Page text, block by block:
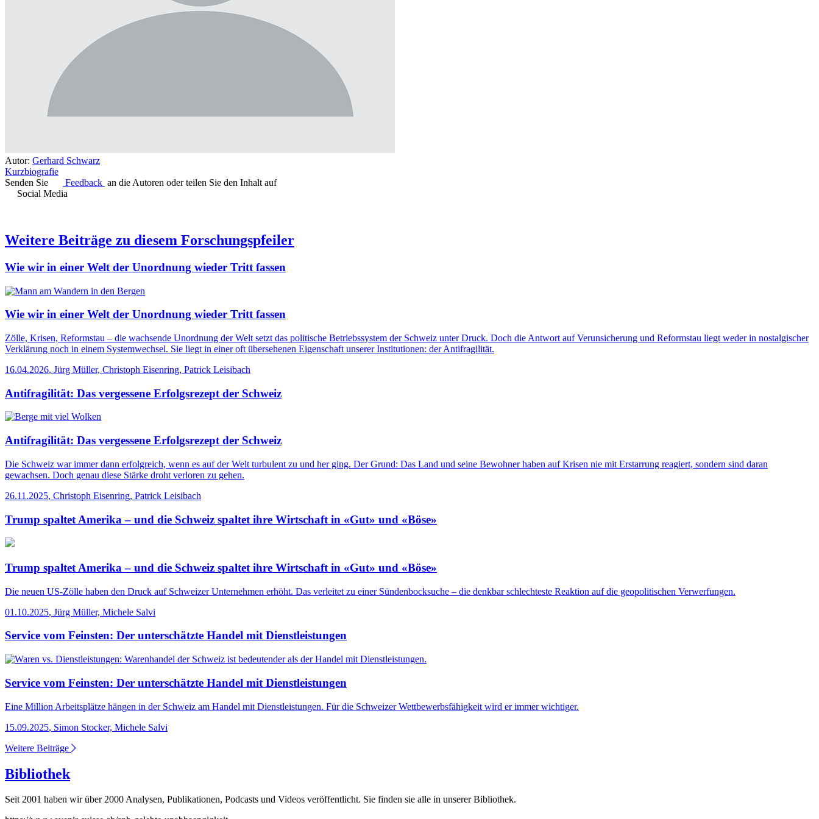
Autor: Gerhard Schwarz
Kurzbiografie
Senden Sie
Feedback an die Autoren oder teilen Sie den Inhalt auf
Social Media
Weitere Beiträge zu diesem Forschungspfeiler
Wie wir in einer Welt der Unordnung wieder Tritt fassen
Wie wir in einer Welt der Unordnung wieder Tritt fassen
Zölle, Krisen, Reformstau – die wachsende Unordnung der Welt setzt das politische Betriebssystem der Schweiz unter Druck. Doch die Antwort auf Verunsicherung und Reformstau liegt weder in nostalgischer
Verklärung noch in einem Systemwechsel. Sie liegt in einer oft übersehenen Eigenschaft unserer Institutionen: der Antifragilität.
16.04.2026, Jürg Müller, Christoph Eisenring, Patrick Leisibach
Antifragilität: Das vergessene Erfolgsrezept der Schweiz
Antifragilität: Das vergessene Erfolgsrezept der Schweiz
Die Schweiz war immer dann erfolgreich, wenn es auf der Welt turbulent zu und her ging. Der Grund: Das Land und seine Bewohner haben auf Krisen nie mit Erstarrung reagiert, sondern sind daran
gewachsen. Doch genau diese Stärke droht verloren zu gehen.
26.11.2025, Christoph Eisenring, Patrick Leisibach
Trump spaltet Amerika – und die Schweiz spaltet ihre Wirtschaft in «Gut» und «Böse»
Trump spaltet Amerika – und die Schweiz spaltet ihre Wirtschaft in «Gut» und «Böse»
Die neuen US-Zölle haben den Druck auf Schweizer Unternehmen erhöht. Das verleitet zu einer Sündenbocksuche – die denkbar schlechteste Reaktion auf die geopolitischen Verwerfungen.
01.10.2025, Jürg Müller, Michele Salvi
Service vom Feinsten: Der unterschätzte Handel mit Dienstleistungen
Service vom Feinsten: Der unterschätzte Handel mit Dienstleistungen
Eine Million Arbeitsplätze hängen in der Schweiz am Handel mit Dienstleistungen. Für die Schweizer Wettbewerbsfähigkeit wird er immer wichtiger.
15.09.2025, Simon Stocker, Michele Salvi
Weitere Beiträge
Bibliothek
Seit 2001 haben wir über 2000 Analysen, Publikationen, Podcasts und Videos veröffentlicht. Sie finden sie alle in unserer Bibliothek.